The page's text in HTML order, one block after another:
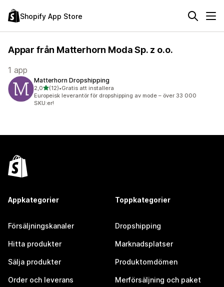
Shopify App Store
Appar från Matterhorn Moda Sp. z o.o.
1 app
Matterhorn Dropshipping
2,0av 5 stjärnor
(12)
12 recensioner totalt
•Gratis att installera
Europeisk leverantör för dropshipping av mode – över 33 000
SKU:er!
Appkategorier
Försäljningskanaler
Hitta produkter
Sälja produkter
Order och leverans
Toppkategorier
Dropshipping
Marknadsplatser
Produktomdömen
Merförsäljning och paket